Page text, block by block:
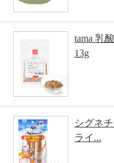
tama 乳
13g
シグネ
ライ...